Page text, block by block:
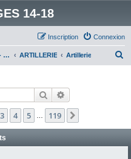
14-18
Connexion
Inscription
ARMES - SERVICES - UNITES : historiques & discussions ARTILLERIE Artillerie
Rechercher
119
3 4 5 119